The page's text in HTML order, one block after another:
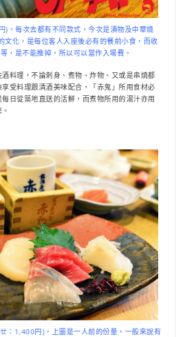
)，每次去都有不同款式，今次是漬物及中華燒
文化，是每位客人入座後必有的餐前小食，而收
，是不能推掉，所以可以當作入場費。
料理，不論刺身、煮物、炸物、又或是串燒都
受料理跟清酒美味配合，「赤鬼」所用食材必
日從築地直送的活鮮，而煮物所用的湯汁亦用
：1,400円)，上圖是一人前的份量，一般來說有